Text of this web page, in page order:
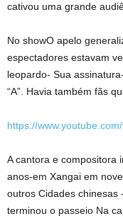
cativou uma grande
No showO apelo
espectadores estavam
leopardo- Sua
“A”. Havia também fãs
https://
A cantora e compositora
anos-em Xangai em
outros Cidades chinesas
terminou o passeio Na